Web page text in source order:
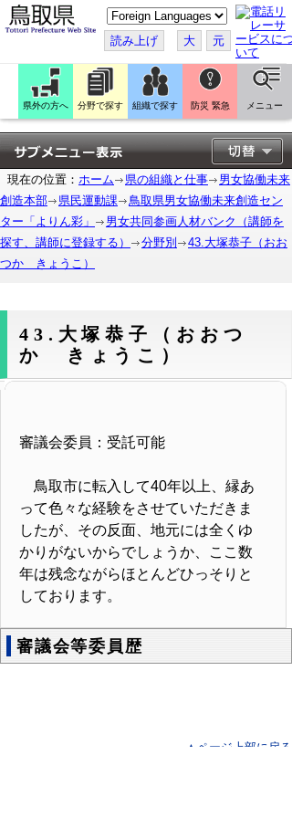
こ
の
ペ
ー
ジ
翻
訳
す
る
読み上げ 大 元
県外の方へ 分野で探す 組織で探す 防災 緊急 メニュー
現在の位置： ホーム 県の組織と仕事
男女協働未来
創造本部
県民運動課
鳥取県男女協働未来創造セン
ター「よりん彩」
男女共同参画人材バンク（講師を
探す、講師に登録する）
分野別
43.大塚恭子（おお
つか きょうこ）
43.大塚恭子（おおつ
か きょうこ）
審議会委員：受託可能
鳥取市に転入して40年以上、縁あ
って色々な経験をさせていただきま
したが、その反面、地元には全くゆ
かりがないからでしょうか、ここ数
年は残念ながらほとんどひっそりと
しております。
審議会等委員歴
▲ページ上部に戻る